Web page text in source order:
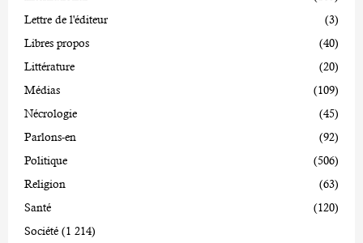
Lettre de l'éditeur
(3)
Libres propos
(40)
Littérature
(20)
Médias
(109)
Nécrologie
(45)
Parlons-en
(92)
Politique
(506)
Religion
(63)
Santé
(120)
Société (1 214)